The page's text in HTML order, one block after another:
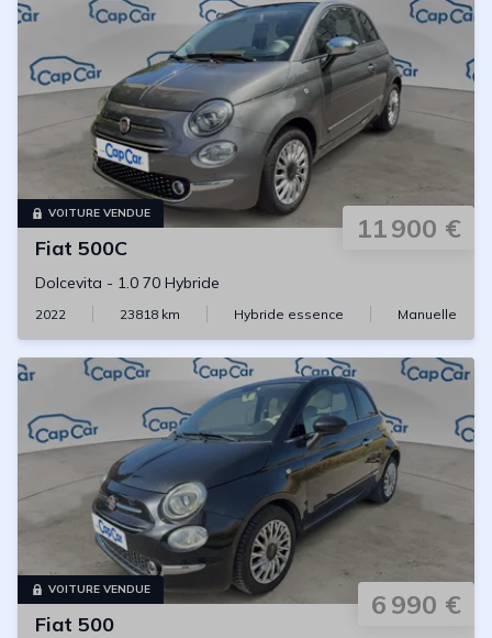
VOITURE VENDUE 11 900 €
Fiat 500C
Dolcevita - 1.0 70 Hybride
2022 23818 km Hybride essence Manuelle
VOITURE VENDUE 6 990 €
Fiat 500